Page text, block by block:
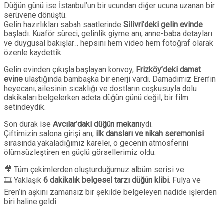
Düğün günü ise İstanbul’un bir ucundan diğer ucuna uzanan bir
serüvene dönüştü.
Gelin hazırlıkları sabah saatlerinde Silivri’deki gelin evinde
başladı. Kuaför süreci, gelinlik giyme anı, anne-baba detayları
ve duygusal bakışlar… hepsini hem video hem fotoğraf olarak
özenle kaydettik.
Gelin evinden çıkışla başlayan konvoy, Frizköy’deki damat
evine ulaştığında bambaşka bir enerji vardı. Damadımız Eren’in
heyecanı, ailesinin sıcaklığı ve dostların coşkusuyla dolu
dakikaları belgelerken adeta düğün günü değil, bir film
setindeydik.
Son durak ise Avcılar’daki düğün mekanıydı.
Çiftimizin salona girişi anı, ilk dansları ve nikah seremonisi
sırasında yakaladığımız kareler, o gecenin atmosferini
ölümsüzleştiren en güçlü görsellerimiz oldu.
🎥 Tüm çekimlerden oluşturduğumuz albüm serisi ve
🎞 Yaklaşık 6 dakikalık belgesel tarzı düğün klibi, Fulya ve
Eren’in aşkını zamansız bir şekilde belgeleyen nadide işlerden
biri haline geldi.